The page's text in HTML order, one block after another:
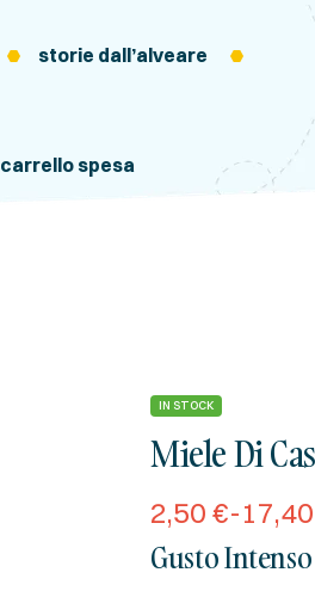
storie dall’alveare
carrello spesa
IN STOCK
Miele Di
2,50€-
Gusto